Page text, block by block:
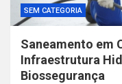
SEM CATEGORIA
Saneamento em
Infraestrutura
Biossegurança